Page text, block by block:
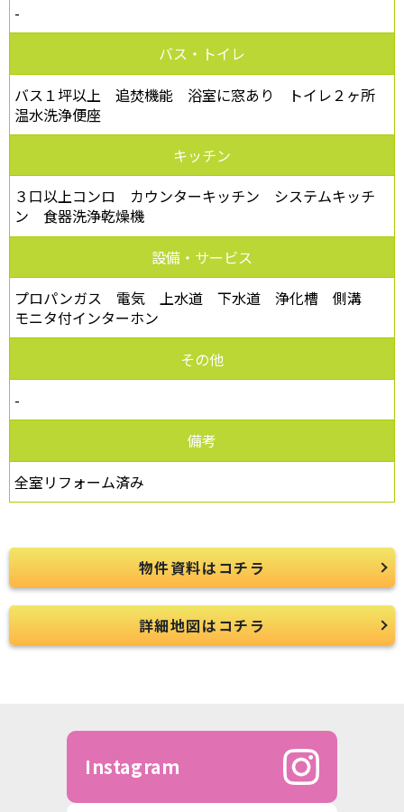
-
バス・トイレ
バス１坪以上 追焚機能 浴室に窓あり トイレ２ヶ所
温水洗浄便座
キッチン
３口以上コンロ カウンターキッチン システムキッチ
ン 食器洗浄乾燥機
設備・サービス
プロパンガス 電気 上水道 下水道 浄化槽 側溝
モニタ付インターホン
その他
-
備考
全室リフォーム済み
物件資料はコチラ
詳細地図はコチラ
Instagram